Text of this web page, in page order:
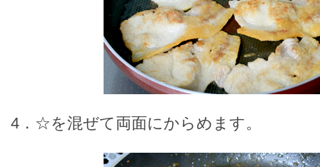
4．☆を混ぜて両面にからめます。